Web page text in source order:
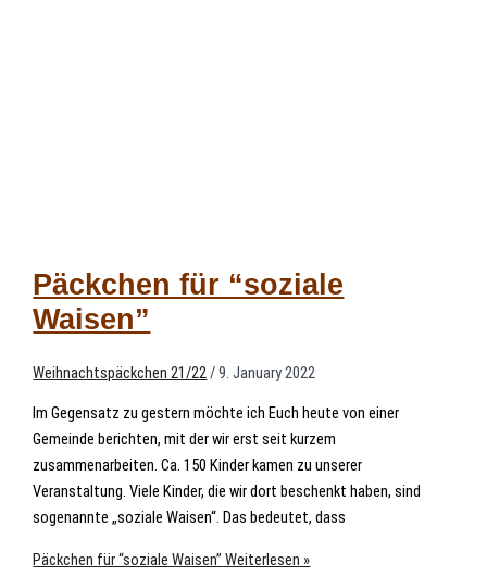
Päckchen für “soziale
Waisen”
Weihnachtspäckchen 21/22/9. January 2022
Im Gegensatz zu gestern möchte ich Euch heute von einer
Gemeinde berichten, mit der wir erst seit kurzem
zusammenarbeiten. Ca. 150 Kinder kamen zu unserer
Veranstaltung. Viele Kinder, die wir dort beschenkt haben, sind
sogenannte „soziale Waisen“. Das bedeutet, dass
Päckchen für “soziale Waisen” Weiterlesen »